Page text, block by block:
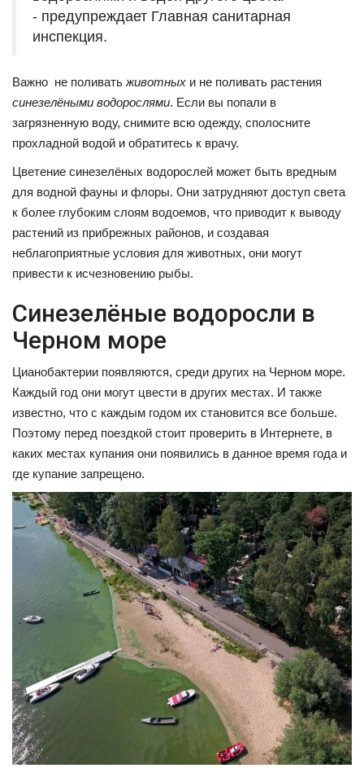
- предупреждает Главная санитарная
инспекция.
Важно не поливать животных и не поливать растения
синезелёными водорослями. Если вы попали в
загрязненную воду, снимите всю одежду, сполосните
прохладной водой и обратитесь к врачу.
Цветение синезелёных водорослей может быть вредным
для водной фауны и флоры. Они затрудняют доступ света
к более глубоким слоям водоемов, что приводит к выводу
растений из прибрежных районов, и создавая
неблагоприятные условия для животных, они могут
привести к исчезновению рыбы.
Синезелёные водоросли в
Черном море
Цианобактерии появляются, среди других на Черном море.
Каждый год они могут цвести в других местах. И также
известно, что с каждым годом их становится все больше.
Поэтому перед поездкой стоит проверить в Интернете, в
каких местах купания они появились в данное время года и
где купание запрещено.